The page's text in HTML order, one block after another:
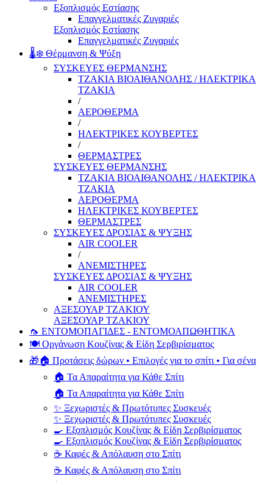
Εξοπλισμός Εστίασης
Επαγγελματικές Ζυγαριές
Εξοπλισμός Εστίασης
Επαγγελματικές Ζυγαριές
🌡️❄️ Θέρμανση & Ψύξη
ΣΥΣΚΕΥΕΣ ΘΕΡΜΑΝΣΗΣ
ΤΖΑΚΙΑ ΒΙΟΑΙΘΑΝΟΛΗΣ / ΗΛΕΚΤΡΙΚΑ
ΤΖΑΚΙΑ
/
ΑΕΡΟΘΕΡΜΑ
/
ΗΛΕΚΤΡΙΚΕΣ ΚΟΥΒΕΡΤΕΣ
/
ΘΕΡΜΑΣΤΡΕΣ
ΣΥΣΚΕΥΕΣ ΘΕΡΜΑΝΣΗΣ
ΤΖΑΚΙΑ ΒΙΟΑΙΘΑΝΟΛΗΣ / ΗΛΕΚΤΡΙΚΑ
ΤΖΑΚΙΑ
ΑΕΡΟΘΕΡΜΑ
ΗΛΕΚΤΡΙΚΕΣ ΚΟΥΒΕΡΤΕΣ
ΘΕΡΜΑΣΤΡΕΣ
ΣΥΣΚΕΥΕΣ ΔΡΟΣΙΑΣ & ΨΥΞΗΣ
AIR COOLER
/
ΑΝΕΜΙΣΤΗΡΕΣ
ΣΥΣΚΕΥΕΣ ΔΡΟΣΙΑΣ & ΨΥΞΗΣ
AIR COOLER
ΑΝΕΜΙΣΤΗΡΕΣ
ΑΞΕΣΟΥΑΡ ΤΖΑΚΙΟΥ
ΑΞΕΣΟΥΑΡ ΤΖΑΚΙΟΥ
🦟 ΕΝΤΟΜΟΠΑΓΙΔΕΣ - ΕΝΤΟΜΟΑΠΩΘΗΤΙΚΑ
🍽️ Οργάνωση Κουζίνας & Είδη Σερβιρίσματος
🎁🏠 Προτάσεις δώρων • Επιλογές για το σπίτι • Για σένα
🏠 Τα Απαραίτητα για Κάθε Σπίτι
🏠 Τα Απαραίτητα για Κάθε Σπίτι
✨ Ξεχωριστές & Πρωτότυπες Συσκευές
✨ Ξεχωριστές & Πρωτότυπες Συσκευές
🍳 Εξοπλισμός Κουζίνας & Είδη Σερβιρίσματος
🍳 Εξοπλισμός Κουζίνας & Είδη Σερβιρίσματος
☕ Καφές & Απόλαυση στο Σπίτι
☕ Καφές & Απόλαυση στο Σπίτι